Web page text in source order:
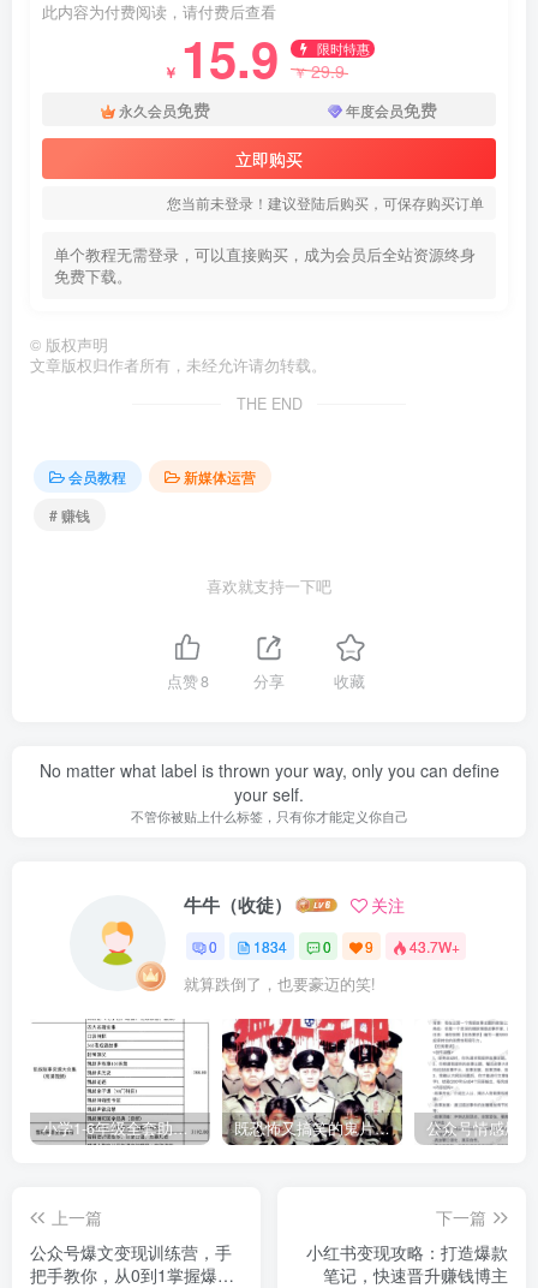
此内容为付费阅读，请付费后查看
￥ 15.9 限时特惠
￥29.9
永久会员免费 年度会员免费
立即购买
您当前未登录！建议登陆后购买，可保存购买订单
单个教程无需登录，可以直接购买，成为会员后全站资源终身
免费下载。
© 版权声明
文章版权归作者所有，未经允许请勿转载。
THE END
会员教程
新媒体运营
# 赚钱
喜欢就支持一下吧
点赞8 分享 收藏
No matter what label is thrown your way, only you can define
your self.
不管你被贴上什么标签，只有你才能定义你自己
牛牛（收徒） 关注
0 1834 0 9 43.7W+
就算跌倒了，也要豪迈的笑!
小学1-6年级全套助学资源包（9000GB）(超值的精品资源-会员也需单独购买哦) 既恐怖又搞笑的鬼片（10部猛鬼恐怖片都是喜剧片）
上一篇
公众号爆文变现训练营，手
把手教你，从0到1掌握爆文
下一篇
小红书变现攻略：打造爆款
笔记，快速晋升赚钱博主